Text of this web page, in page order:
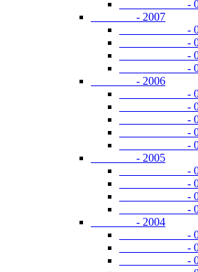
- 04-
- 2007
- 01-
- 02-
- 03-
- 04-
- 2006
- 01-
- 02-
- 03-
- 04-
- 05-
- 2005
- 01-
- 02-
- 03-
- 04-
- 2004
- 01-
- 02-
- 03-